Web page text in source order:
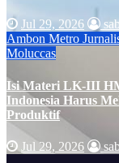
Jul 29, 2026
Ambon Metro
Moluccas
Isi Materi LK-III
Indonesia Harus
Produktif
Jul 29, 2026